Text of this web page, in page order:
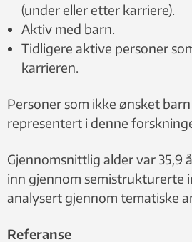
(under eller etter karriere).
Aktiv med barn.
Tidligere aktive personer
karrieren.
Personer som ikke ønsket
representert i denne
Gjennomsnittlig alder var 35,9
inn gjennom semistrukturerte
analysert gjennom tematiske
Referanse